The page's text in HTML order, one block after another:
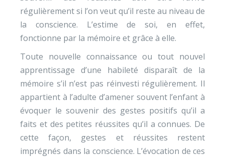
régulièrement si l’on veut qu’il reste au niveau de
la conscience. L’estime de soi, en effet,
fonctionne par la mémoire et grâce à elle.
Toute nouvelle connaissance ou tout nouvel
apprentissage d’une habileté disparaît de la
mémoire s’il n’est pas réinvesti régulièrement. Il
appartient à l’adulte d’amener souvent l’enfant à
évoquer le souvenir des gestes positifs qu’il a
faits et des petites réussites qu’il a connues. De
cette façon, gestes et réussites restent
imprégnés dans la conscience. L’évocation de ces